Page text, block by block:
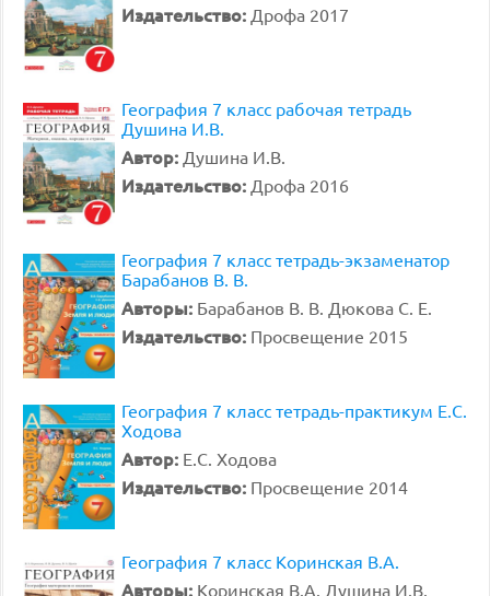
Издательство: Дрофа 2017
География 7 класс рабочая тетрадь
Душина И.В.
Автор: Душина И.В.
Издательство: Дрофа 2016
География 7 класс тетрадь-экзаменатор
Барабанов В. В.
Авторы: Барабанов В. В. Дюкова С. Е.
Издательство: Просвещение 2015
География 7 класс тетрадь-практикум Е.С.
Ходова
Автор: Е.С. Ходова
Издательство: Просвещение 2014
География 7 класс Коринская В.А.
Авторы: Коринская В.А. Душина И.В.